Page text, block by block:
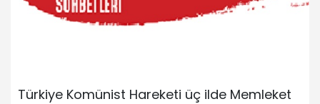
Türkiye Komünist Hareketi üç ilde Memleket